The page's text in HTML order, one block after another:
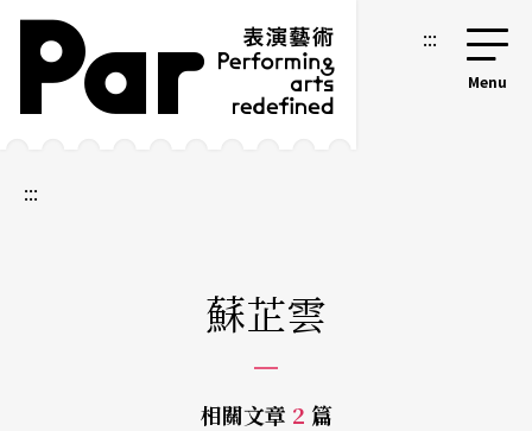
跳到主要內容區塊
網站導覽 :::
:::
蘇芷雲
相關文章 2 篇